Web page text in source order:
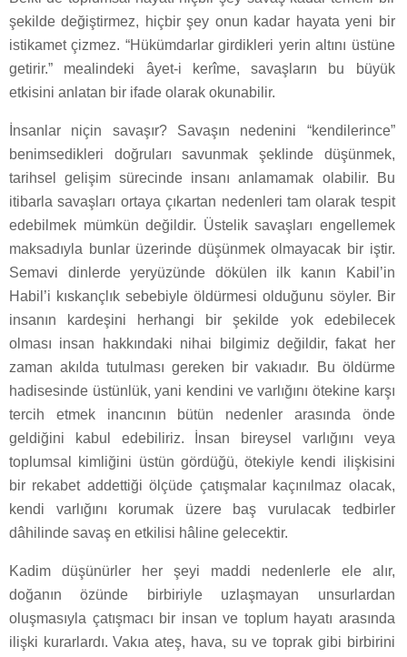
şekilde değiştirmez, hiçbir şey onun kadar hayata yeni bir
istikamet çizmez. “Hükümdarlar girdikleri yerin altını üstüne
getirir.” mealindeki âyet-i kerîme, savaşların bu büyük
etkisini anlatan bir ifade olarak okunabilir.
İnsanlar niçin savaşır? Savaşın nedenini “kendilerince”
benimsedikleri doğruları savunmak şeklinde düşünmek,
tarihsel gelişim sürecinde insanı anlamamak olabilir. Bu
itibarla savaşları ortaya çıkartan nedenleri tam olarak tespit
edebilmek mümkün değildir. Üstelik savaşları engellemek
maksadıyla bunlar üzerinde düşünmek olmayacak bir iştir.
Semavi dinlerde yeryüzünde dökülen ilk kanın Kabil’in
Habil’i kıskançlık sebebiyle öldürmesi olduğunu söyler. Bir
insanın kardeşini herhangi bir şekilde yok edebilecek
olması insan hakkındaki nihai bilgimiz değildir, fakat her
zaman akılda tutulması gereken bir vakıadır. Bu öldürme
hadisesinde üstünlük, yani kendini ve varlığını ötekine karşı
tercih etmek inancının bütün nedenler arasında önde
geldiğini kabul edebiliriz. İnsan bireysel varlığını veya
toplumsal kimliğini üstün gördüğü, ötekiyle kendi ilişkisini
bir rekabet addettiği ölçüde çatışmalar kaçınılmaz olacak,
kendi varlığını korumak üzere baş vurulacak tedbirler
dâhilinde savaş en etkilisi hâline gelecektir.
Kadim düşünürler her şeyi maddi nedenlerle ele alır,
doğanın özünde birbiriyle uzlaşmayan unsurlardan
oluşmasıyla çatışmacı bir insan ve toplum hayatı arasında
ilişki kurarlardı. Vakıa ateş, hava, su ve toprak gibi birbirini